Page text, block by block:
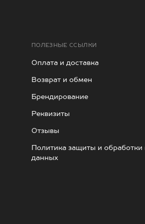
ПОЛЕЗНЫЕ ССЫЛКИ
Оплата и доставка
Возврат и обмен
Брендирование
Реквизиты
Отзывы
Политика защиты и
данных